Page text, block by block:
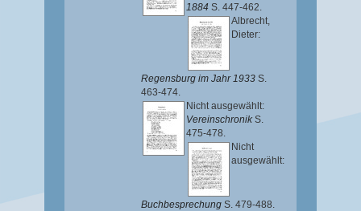
1884 S. 447-462.
Albrecht,
Dieter:
Regensburg im Jahr 1933 S.
463-474.
Nicht ausgewählt:
Vereinschronik S.
475-478.
Nicht
ausgewählt:
Buchbesprechung S. 479-488.